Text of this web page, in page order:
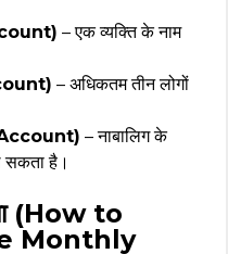
– एक व्यक्ति के नाम
– अधिकतम तीन लोगों
Account) – नाबालिग के
सकता है।
(How to
Monthly